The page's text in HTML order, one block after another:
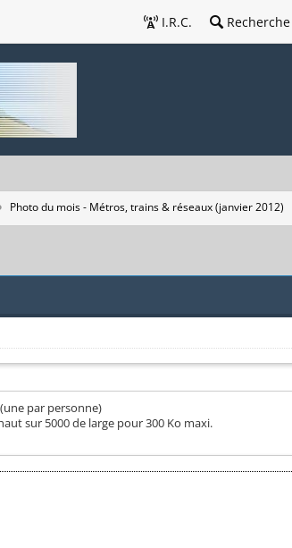
I.R.C. Recherche
Photo du mois - Métros, trains & réseaux (janvier 2012)
par personne)
sur 5000 de large pour 300 Ko maxi.